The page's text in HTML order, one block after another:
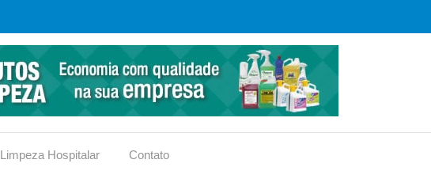
Limpeza Hospitalar Contato